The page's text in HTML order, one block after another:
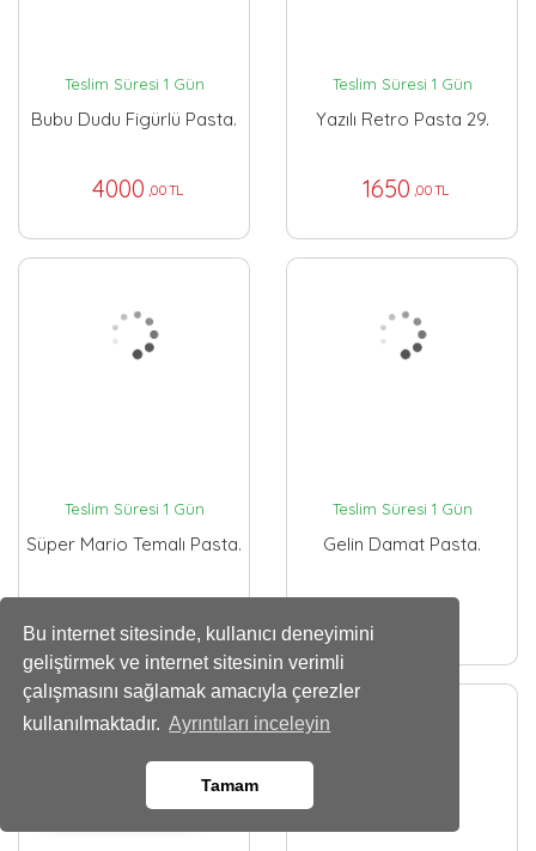
Bu internet sitesinde, kullanıcı deneyimini
geliştirmek ve internet sitesinin verimli
çalışmasını sağlamak amacıyla çerezler
kullanılmaktadır. Ayrıntıları inceleyin
Tamam
Teslim Süresi 1 Gün
Bubu Dudu Figürlü Pasta.
4000 ,00 TL
Teslim Süresi 1 Gün
Yazılı Retro Pasta 29.
1650 ,00 TL
Teslim Süresi 1 Gün
Süper Mario Temalı Pasta.
Teslim Süresi 1 Gün
Gelin Damat Pasta.